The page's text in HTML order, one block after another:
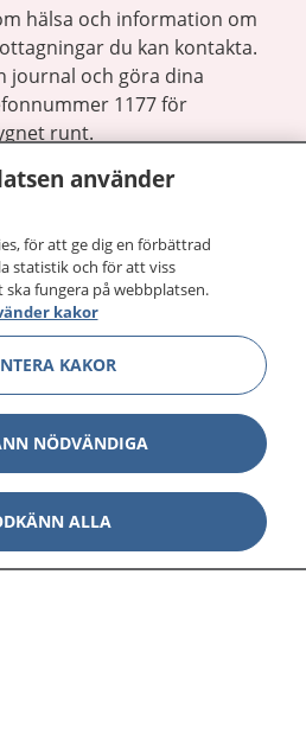
hälsa och information om
du kan kontakta.
journal och göra dina
1177 för
runt.
Visa
Visa
använder
för att ge dig en förbättrad
statistik och för att viss
fungera på webbplatsen.
kakor
KAKOR
NÖDVÄNDIGA
ALLA